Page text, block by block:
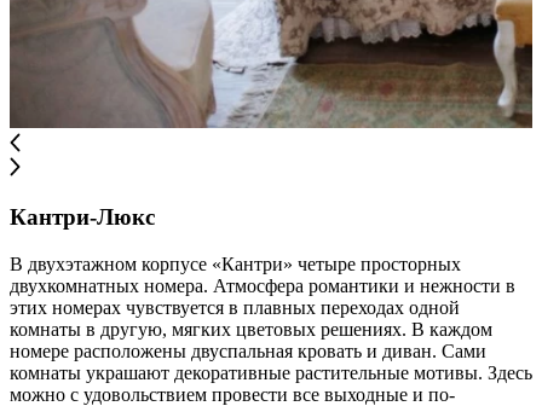
Кантри-Люкс
В двухэтажном корпусе «Кантри» четыре просторных
двухкомнатных номера. Атмосфера романтики и нежности в
этих номерах чувствуется в плавных переходах одной
комнаты в другую, мягких цветовых решениях. В каждом
номере расположены двуспальная кровать и диван. Сами
комнаты украшают декоративные растительные мотивы. Здесь
можно с удовольствием провести все выходные и по-